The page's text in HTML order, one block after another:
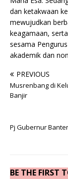
dan ketakwaan
mewujudkan
keagamaan,
sesama
akademik dan
PREVIOUS
Musrenbang di
Banjir
Pj Gubernur
BE THE FIRST